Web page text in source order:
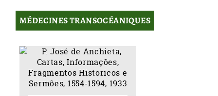
MÉDECINES TRANSOCÉANIQUES